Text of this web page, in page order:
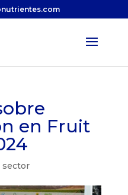
en Fruit
sector